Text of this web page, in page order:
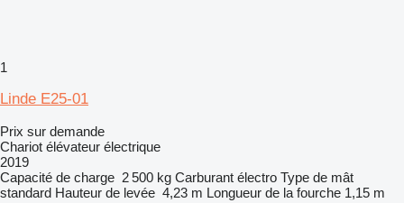
1
Linde E25-01
Prix sur demande
Chariot élévateur électrique
2019
Capacité de charge 2 500 kg Carburant électro Type de mât
standard Hauteur de levée 4,23 m Longueur de la fourche 1,15 m